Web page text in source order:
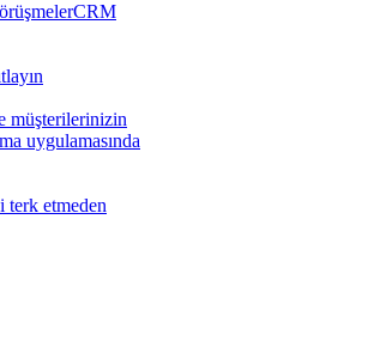
CRM
müşterilerinizin
uygulamasında
terk etmeden